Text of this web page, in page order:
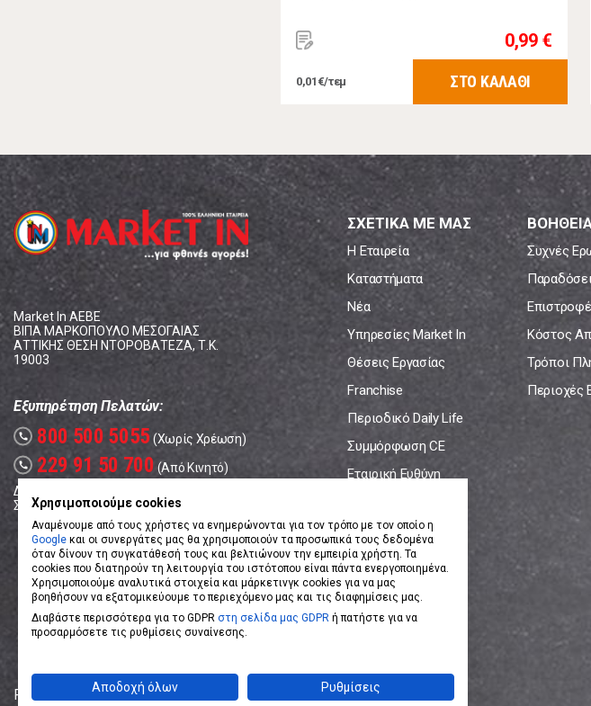
0,99 €
0,01€/τεμ ΣΤΟ ΚΑΛΑΘΙ
Market In ΑΕΒΕ
ΒΙΠΑ ΜΑΡΚΟΠΟΥΛΟ ΜΕΣΟΓΑΙΑΣ
ΑΤΤΙΚΗΣ ΘΕΣΗ ΝΤΟΡΟΒΑΤΕΖΑ, Τ.Κ.
19003
Εξυπηρέτηση Πελατών:
call 800 500 5055 (Χωρίς Χρέωση)
call 229 91 50 700 (Από Κινητό)
Δευτέρα - Παρασκευή: 08:00 - 17:00
Σάββατο: 08:00 – 14:00
ΣΧΕΤΙΚΑ ΜΕ ΜΑΣ
Η Εταιρεία
Καταστήματα
Νέα
Υπηρεσίες Market In
Θέσεις Εργασίας
Franchise
Περιοδικό Daily Life
Συμμόρφωση CE
Εταιρική Ευθύνη
Συχνές
Κόστος
Τρόποι
Περιοχές
Powered by eShopKeyDesigned by Koolmetrix
Χρησιμοποιούμε cookies
Αναμένουμε από τους χρήστες να ενημερώνονται για τον τρόπο με τον οποίο η
Google και οι συνεργάτες μας θα χρησιμοποιούν τα προσωπικά τους δεδομένα
όταν δίνουν τη συγκατάθεσή τους και βελτιώνουν την εμπειρία χρήστη. Τα
cookies που διατηρούν τη λειτουργία του ιστότοπου είναι πάντα ενεργοποιημένα.
Χρησιμοποιούμε αναλυτικά στοιχεία και μάρκετινγκ cookies για να μας
βοηθήσουν να εξατομικεύουμε το περιεχόμενο μας και τις διαφημίσεις μας.
Διαβάστε περισσότερα για το GDPR στη σελίδα μας GDPR ή πατήστε για να
προσαρμόσετε τις ρυθμίσεις συναίνεσης.
Αποδοχή όλων Ρυθμίσεις